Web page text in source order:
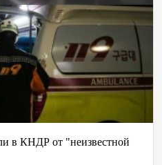
в КНДР от "неизвестной